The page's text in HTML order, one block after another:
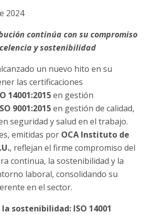
2024
continúa con su compromiso
y sostenibilidad
un nuevo hito en su
las certificaciones
14001:2015en gestión
9001:2015en gestión de calidad,
seguridad y salud en el trabajo.
emitidas por OCA Instituto de
, reflejan el firme compromiso del
continua, la sostenibilidad y la
laboral, consolidando su
en el sector.
sostenibilidad: ISO 14001